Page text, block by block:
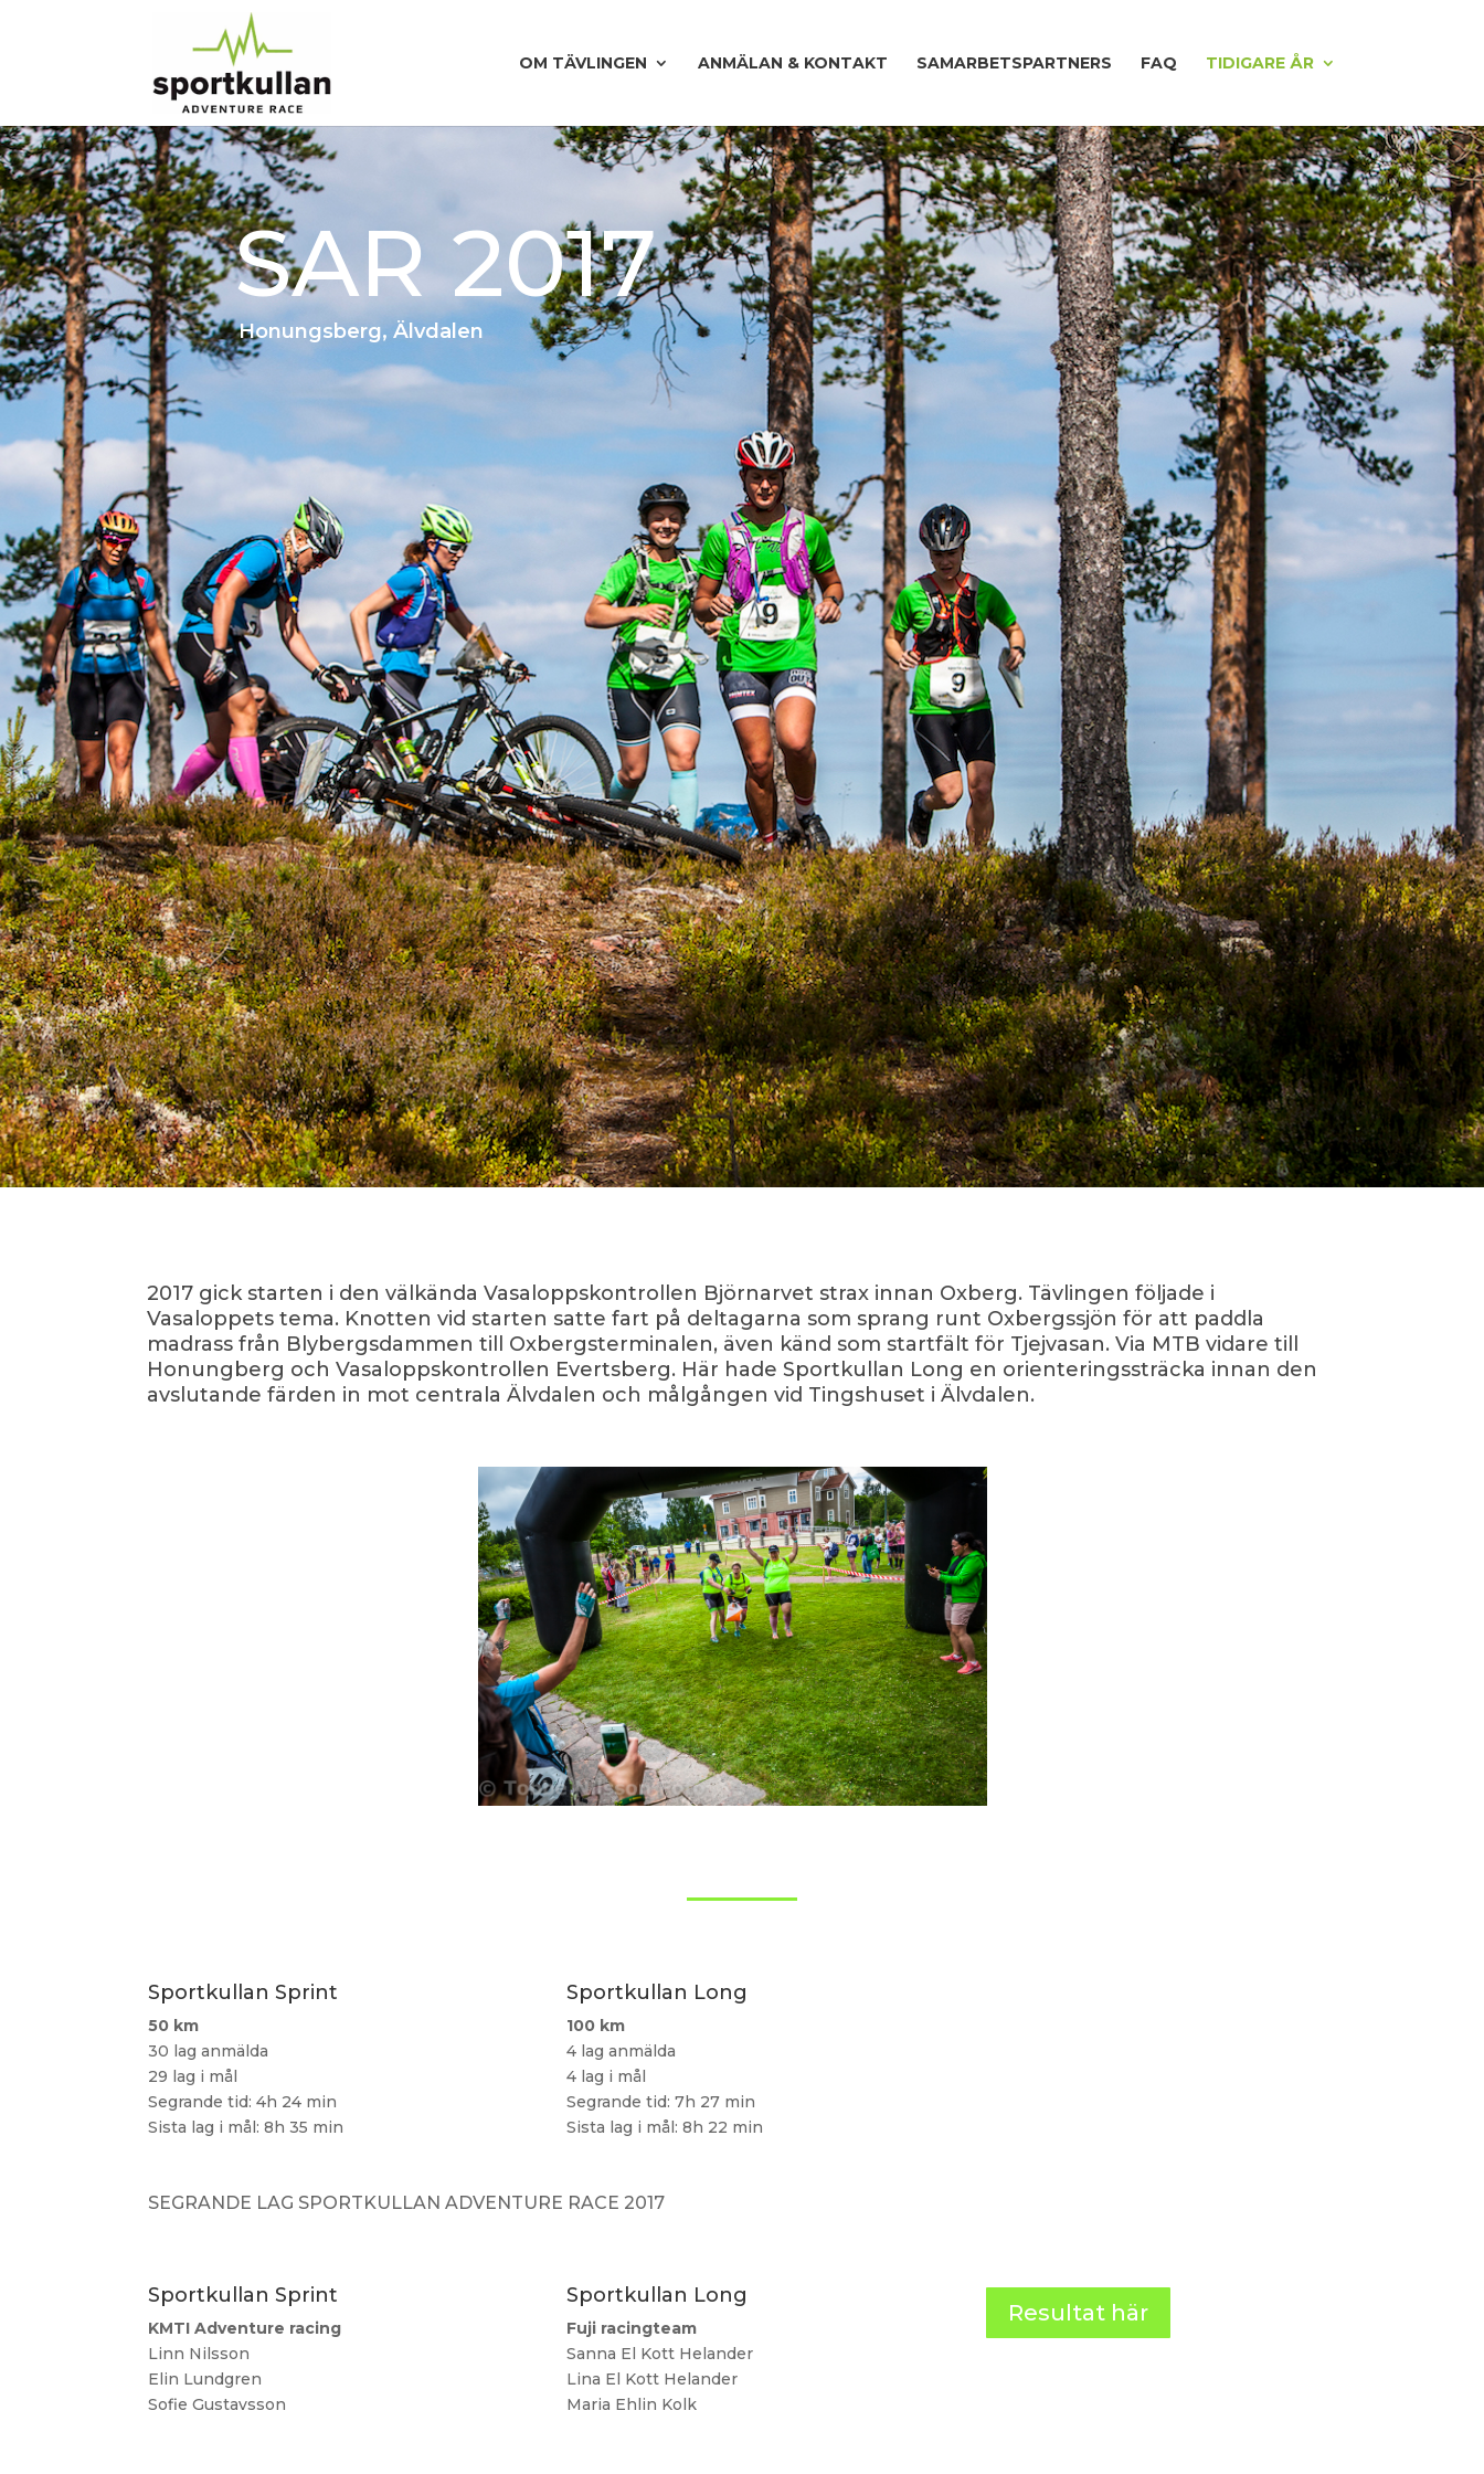
OM TÄVLINGEN ANMÄLAN & KONTAKT SAMARBETSPARTNERS FAQ TIDIGARE ÅR
SAR 2017
Honungsberg, Älvdalen
2017 gick starten i den välkända Vasaloppskontrollen Björnarvet strax innan Oxberg. Tävlingen följade i
Vasaloppets tema. Knotten vid starten satte fart på deltagarna som sprang runt Oxbergssjön för att paddla
madrass från Blybergsdammen till Oxbergsterminalen, även känd som startfält för Tjejvasan. Via MTB vidare till
Honungberg och Vasaloppskontrollen Evertsberg. Här hade Sportkullan Long en orienteringssträcka innan den
avslutande färden in mot centrala Älvdalen och målgången vid Tingshuset i Älvdalen.
Sportkullan Sprint
50 km
30 lag anmälda
29 lag i mål
Segrande tid: 4h 24 min
Sista lag i mål: 8h 35 min
Sportkullan Long
100 km
4 lag anmälda
4 lag i mål
Segrande tid: 7h 27 min
Sista lag i mål: 8h 22 min
SEGRANDE LAG SPORTKULLAN ADVENTURE RACE 2017
Sportkullan Sprint
KMTI Adventure racing
Linn Nilsson
Elin Lundgren
Sofie Gustavsson
Sportkullan Long
Fuji racingteam
Sanna El Kott Helander
Lina El Kott Helander
Maria Ehlin Kolk
Resultat här